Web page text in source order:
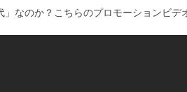
」なのか？こちらのプロモーションビ